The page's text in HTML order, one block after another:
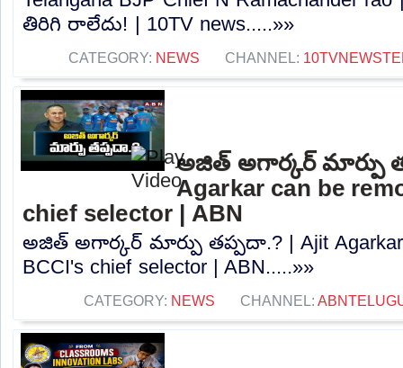
తిరిగి రాలేదు! | 10TV news.....»»
CATEGORY: NEWS CHANNEL:
అజిత్‌ అగార్కర్‌ మార్పు
Agarkar can be
chief selector | ABN
అజిత్‌ అగార్కర్‌ మార్పు తప్పదా.? | Ajit Agarkar
BCCI's chief selector | ABN.....»»
CATEGORY: NEWS CHANNEL: